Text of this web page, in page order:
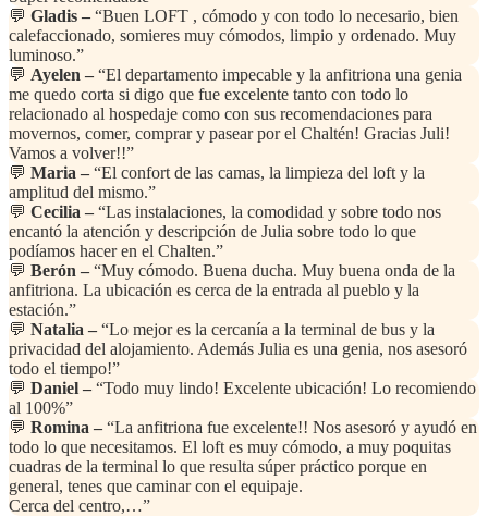
💬 Gladis – “Buen LOFT , cómodo y con todo lo necesario, bien
calefaccionado, somieres muy cómodos, limpio y ordenado. Muy
luminoso.”
💬 Ayelen – “El departamento impecable y la anfitriona una genia
me quedo corta si digo que fue excelente tanto con todo lo
relacionado al hospedaje como con sus recomendaciones para
movernos, comer, comprar y pasear por el Chaltén! Gracias Juli!
Vamos a volver!!”
💬 Maria – “El confort de las camas, la limpieza del loft y la
amplitud del mismo.”
💬 Cecilia – “Las instalaciones, la comodidad y sobre todo nos
encantó la atención y descripción de Julia sobre todo lo que
podíamos hacer en el Chalten.”
💬 Berón – “Muy cómodo. Buena ducha. Muy buena onda de la
anfitriona. La ubicación es cerca de la entrada al pueblo y la
estación.”
💬 Natalia – “Lo mejor es la cercanía a la terminal de bus y la
privacidad del alojamiento. Además Julia es una genia, nos asesoró
todo el tiempo!”
💬 Daniel – “Todo muy lindo! Excelente ubicación! Lo recomiendo
al 100%”
💬 Romina – “La anfitriona fue excelente!! Nos asesoró y ayudó en
todo lo que necesitamos. El loft es muy cómodo, a muy poquitas
cuadras de la terminal lo que resulta súper práctico porque en
general, tenes que caminar con el equipaje.
Cerca del centro,…”